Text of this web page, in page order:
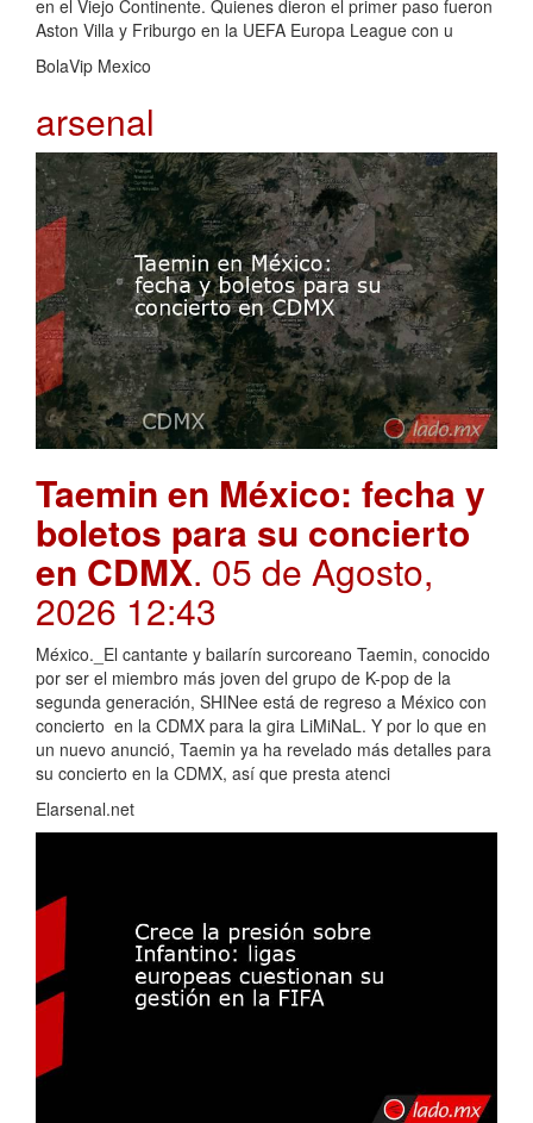
en el Viejo Continente. Quienes dieron el primer paso fueron
Aston Villa y Friburgo en la UEFA Europa League con u
BolaVip Mexico
arsenal
Taemin en México: fecha y
boletos para su concierto
en CDMX. 05 de Agosto,
2026 12:43
México._El cantante y bailarín surcoreano Taemin, conocido
por ser el miembro más joven del grupo de K-pop de la
segunda generación, SHINee está de regreso a México con
concierto en la CDMX para la gira LiMiNaL. Y por lo que en
un nuevo anunció, Taemin ya ha revelado más detalles para
su concierto en la CDMX, así que presta atenci
Elarsenal.net